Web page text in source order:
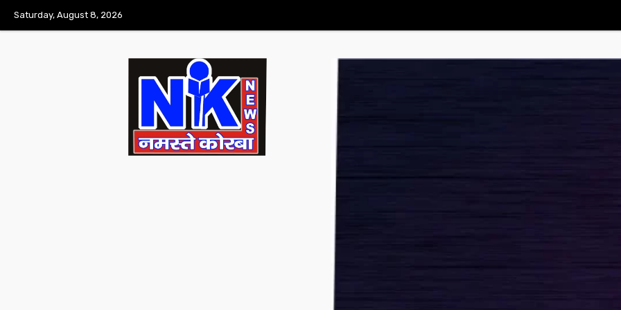
Saturday, August 8, 2026